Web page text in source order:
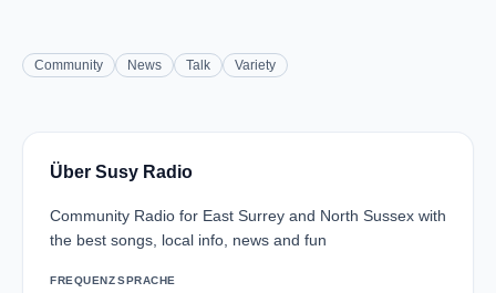
Community News Talk Variety
Über Susy Radio
Community Radio for East Surrey and North Sussex with
the best songs, local info, news and fun
FREQUENZSPRACHE